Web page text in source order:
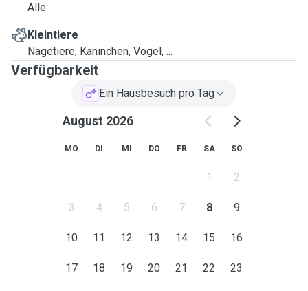
Alle
Kleintiere
Nagetiere, Kaninchen, Vögel, ...
Verfügbarkeit
Ein Hausbesuch pro Tag
August 2026
MO DI MI DO FR SA SO
1 2
3 4 5 6 7 8 9
10 11 12 13 14 15 16
17 18 19 20 21 22 23